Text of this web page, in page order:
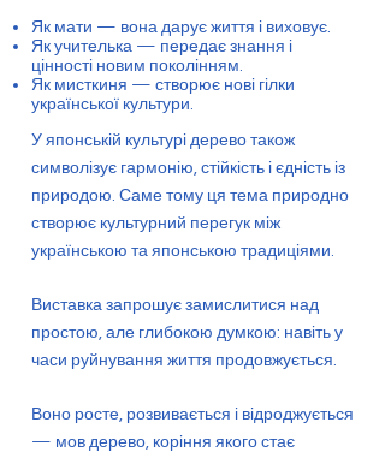
Як мати — вона дарує життя і виховує.
Як учителька — передає знання і
цінності новим поколінням.
Як мисткиня — створює нові гілки
української культури.
У японській культурі дерево також
символізує гармонію, стійкість і єдність із
природою. Саме тому ця тема природно
створює культурний перегук між
українською та японською традиціями.
Виставка запрошує замислитися над
простою, але глибокою думкою: навіть у
часи руйнування життя продовжується.
Воно росте, розвивається і відроджується
— мов дерево, коріння якого стає